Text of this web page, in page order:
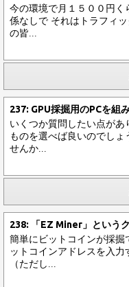
今の環境で月１５００円く
係なしで それはトラフィ
の皆...
237: GPU採掘用のPCを組
いくつか質問したい点があ
ものを選べば良いのでしょ
せんか...
238: 「EZ Miner」という
簡単にビットコインが採
ットコインアドレスを入力
（ただし...